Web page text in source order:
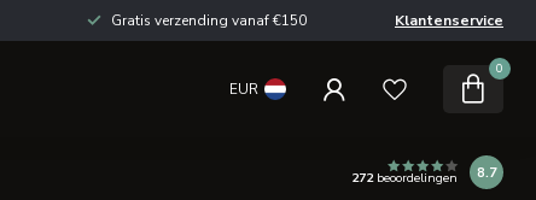
Gratis verzending vanaf €150 Klantenservice
EUR
0
272beoordelingen 8.7